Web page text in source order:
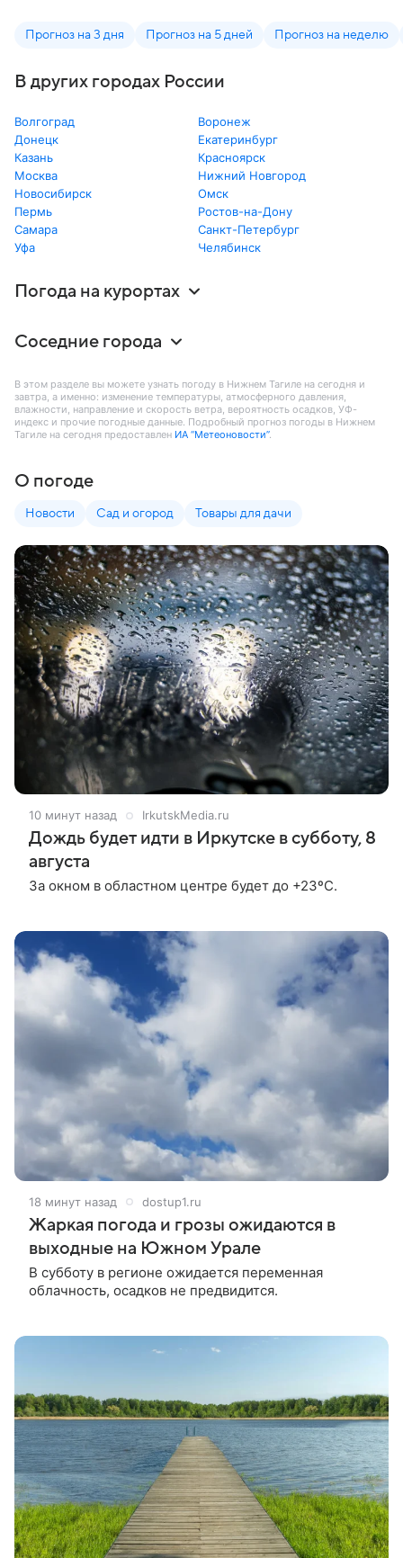
Прогноз на 3 дня Прогноз на 5 дней Прогноз на неделю
В других городах России
Волгоград
Воронеж
Донецк
Екатеринбург
Казань
Красноярск
Москва
Нижний Новгород
Новосибирск
Омск
Пермь
Ростов-на-Дону
Самара
Санкт-Петербург
Уфа
Челябинск
Погода на курортах
Соседние города
В этом разделе вы можете узнать погоду в Нижнем Тагиле на сегодня и
завтра, а именно: изменение температуры, атмосферного давления,
влажности, направление и скорость ветра, вероятность осадков, УФ-
индекс и прочие погодные данные. Подробный прогноз погоды в Нижнем
Тагиле на сегодня предоставлен ИА “Метеоновости”.
О погоде
Новости Сад и огород Товары для дачи
10 минут назад IrkutskMedia.ru
Дождь будет идти в Иркутске в субботу, 8
августа
За окном в областном центре будет до +23ºС.
18 минут назад dostup1.ru
Жаркая погода и грозы ожидаются в
выходные на Южном Урале
В субботу в регионе ожидается переменная
облачность, осадков не предвидится.